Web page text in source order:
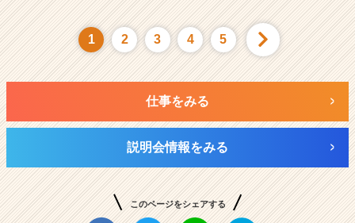
1 2 3 4 5
仕事をみる
説明会情報をみる
このページをシェアする